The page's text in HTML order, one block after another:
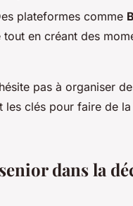
plateformes comme
en créant des
pas à organiser
clés pour faire de
dans la